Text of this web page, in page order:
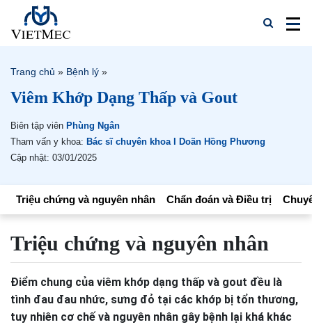
Trang chủ » Bệnh lý »
Viêm Khớp Dạng Thấp và Gout
Biên tập viên Phùng Ngân
Tham vấn y khoa: Bác sĩ chuyên khoa I Doãn Hồng Phương
Cập nhật: 03/01/2025
Triệu chứng và nguyên nhân Chẩn đoán và Điều trị
Triệu chứng và nguyên nhân
Điểm chung của viêm khớp dạng thấp và gout đều là
tình đau đau nhức, sưng đỏ tại các khớp bị tổn thương,
tuy nhiên cơ chế và nguyên nhân gây bệnh lại khá khác